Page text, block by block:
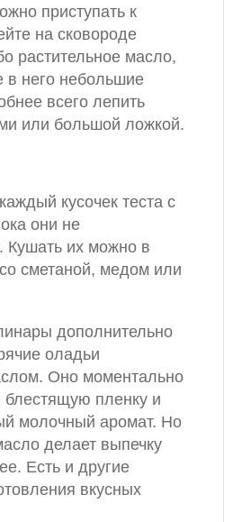
приступать к
на сковороде
растительное масло,
в него небольшие
всего лепить
или большой ложкой.
кусочек теста с
они не
Кушать их можно в
сметаной, медом или
дополнительно
оладьи
Оно моментально
блестящую пленку и
молочный аромат. Но
делает выпечку
Есть и другие
вкусных